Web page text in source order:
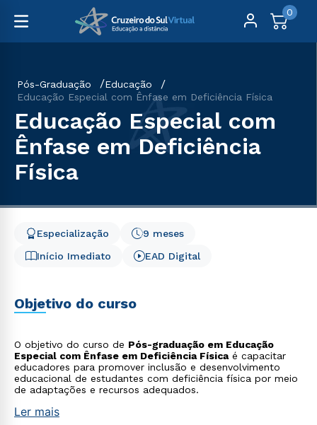
0
Pós-Graduação
Educação
Educação Especial com Ênfase em Deficiência Física
Educação Especial com
Ênfase em Deficiência
Física
Início Imediato
9 meses
Especialização
EAD Digital
Objetivo do curso
O objetivo do curso de Pós-graduação em Educação
Especial com Ênfase em Deficiência Físicaé capacitar
educadores para promover inclusão e desenvolvimento
educacional de estudantes com deficiência física por meio
de adaptações e recursos adequados.
Ler mais